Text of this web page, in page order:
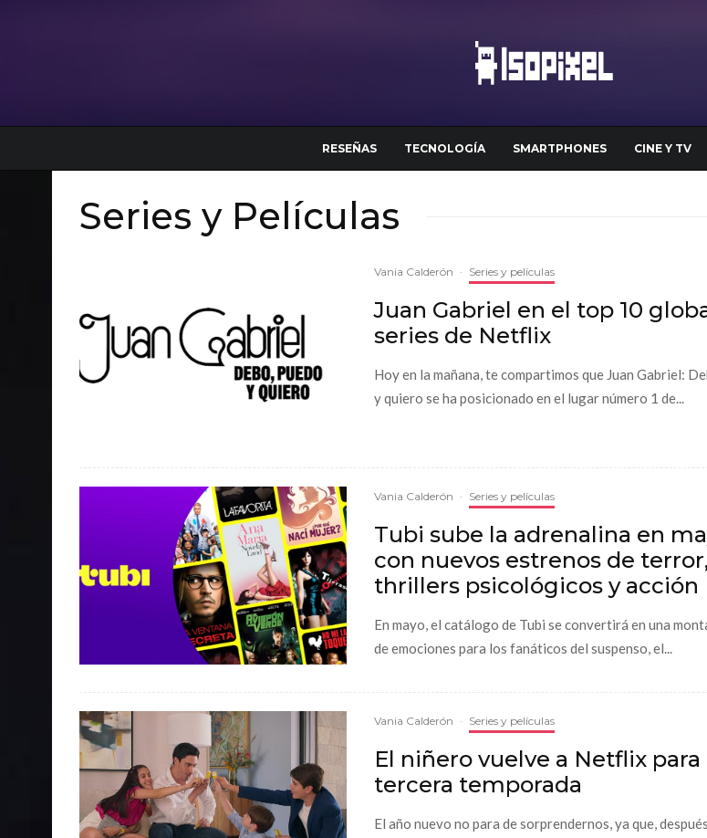
RESEÑAS TECNOLOGÍA SMARTPHONES CINE Y TV
Series y Películas
Vania Calderón · Series y películas
Juan Gabriel en el top 10
series de Netflix
Hoy en la mañana, te compartimos que Juan Gabriel:
y quiero se ha posicionado en el lugar número 1 de...
Vania Calderón · Series y películas
Tubi sube la adrenalina en
con nuevos estrenos de terror,
thrillers psicológicos y acción
En mayo, el catálogo de Tubi se convertirá en una
de emociones para los fanáticos del suspenso, el...
Vania Calderón · Series y películas
El niñero vuelve a Netflix para
tercera temporada
El año nuevo no para de sorprendernos, ya que,